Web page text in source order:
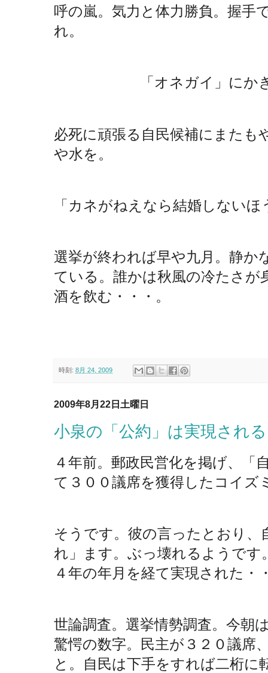
呼の嵐。気力と体力勝負。握手
れ。
「オネガイ」にかき消
必死に頑張る自民候補にまたも
や水を。
「カネがねえなら結婚しない
選挙が終われば早や九月。静か
ている。誰かは秋風の冷たさが
酒を飲む・・・。
時刻: 8月 24, 2009
2009年8月22日土曜日
小泉の「公約」は実現され
４年前。郵政民営化を掲げ、「
て３００議席を獲得したコイズ
そうです。彼の言ったとおり、
れ」ます。ぶっ壊れるようで
４年の年月を経て実現された・
世論調査。選挙情勢調査。今朝
驚愕の数字。民主が３２０議席
と。自民は下手をすれば二桁に